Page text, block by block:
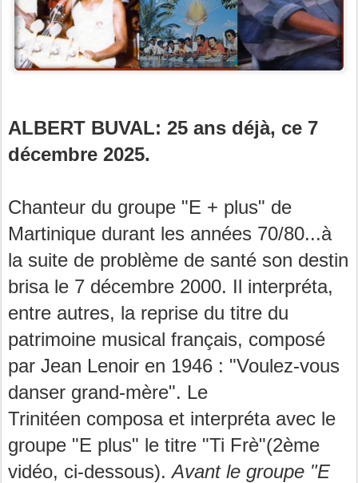
ALBERT BUVAL: 25 ans déjà, ce 7
décembre 2025.
Chanteur du groupe "E + plus" de
Martinique durant les années 70/80...à
la suite de problème de santé son destin
brisa le 7 décembre 2000. Il interpréta,
entre autres, la reprise du titre du
patrimoine musical français, composé
par Jean Lenoir en 1946 : "Voulez-vous
danser grand-mère". Le
Trinitéen composa et interpréta avec le
groupe "E plus" le titre "Ti Frè"(2ème
vidéo, ci-dessous).Avant le groupe "E